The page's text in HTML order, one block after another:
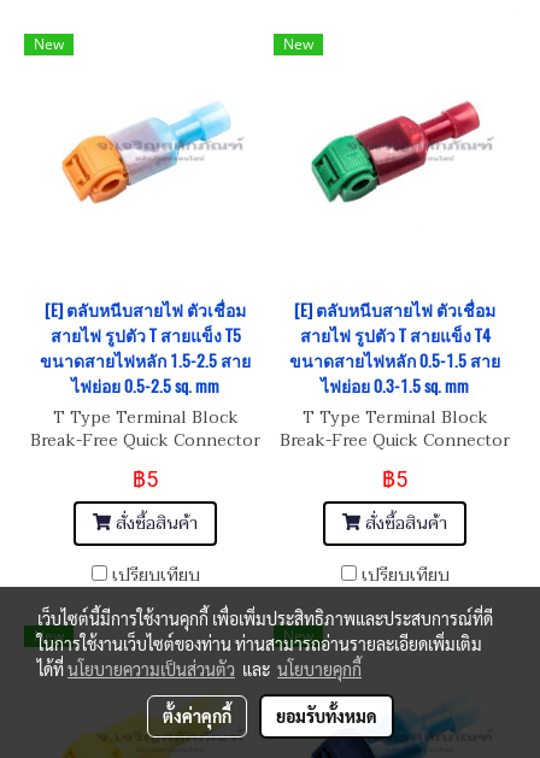
New
[E] ตลับหนีบสายไฟ ตัวเชื่อม
สายไฟ รูปตัว T สายแข็ง T5
ขนาดสายไฟหลัก 1.5-2.5 สาย
ไฟย่อย 0.5-2.5 sq. mm
T Type Terminal Block
Break-Free Quick Connector
: T5 Hard Wire Connector
1.5-2.5mm²
฿5
สั่งซื้อสินค้า
เปรียบเทียบ
New
[E] ตลับหนีบสายไฟ ตัวเชื่อม
สายไฟ รูปตัว T สายแข็ง T4
ขนาดสายไฟหลัก 0.5-1.5 สาย
ไฟย่อย 0.3-1.5 sq. mm
T Type Terminal Block
Break-Free Quick Connector
: T4 Hard Wire Connector
0.5-1.5mm²
฿5
สั่งซื้อสินค้า
เปรียบเทียบ
New New
เว็บไซต์นี้มีการใช้งานคุกกี้ เพื่อเพิ่มประสิทธิภาพและประสบการณ์ที่ดี
ในการใช้งานเว็บไซต์ของท่าน ท่านสามารถอ่านรายละเอียดเพิ่มเติม
ได้ที่นโยบายความเป็นส่วนตัว และ นโยบายคุกกี้
ตั้งค่าคุกกี้ ยอมรับทั้งหมด